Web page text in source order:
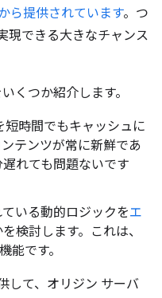
ら提供されています。つ
現できる大きなチャンス
くつか紹介します。
時間でもキャッシュに
テンツが常に新鮮であ
れても問題ないです
いる動的ロジックをエ
検討します。これは、
能です。
して、オリジン サーバ